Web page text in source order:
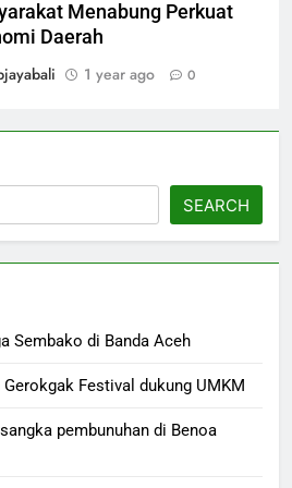
Menabung Perkuat
Daerah
1 year ago 0
SEARCH
Sembako di Banda Aceh
Festival dukung UMKM
pembunuhan di Benoa